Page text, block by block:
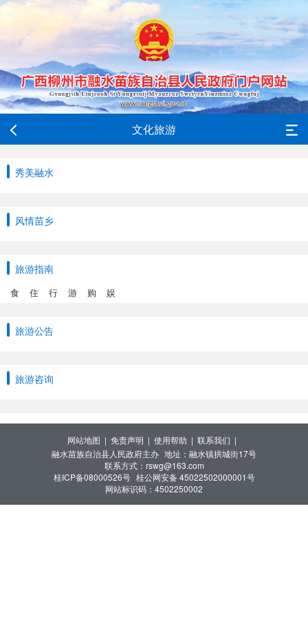
文化旅游
秀美融水
风情苗乡
旅游指南
食 住 行 游 购 娱
旅游公告
旅游咨询
网站地图 | 免责声明 | 使用帮助 | 联系我们 |
融水苗族自治县人民政府主办 地址：融水镇拱城街17号
联系方式：rswg@163.com
桂ICP备08000526号 桂公网安备 45022502000001号
网站标识码：4502250002